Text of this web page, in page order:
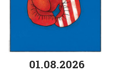
01.08.2026